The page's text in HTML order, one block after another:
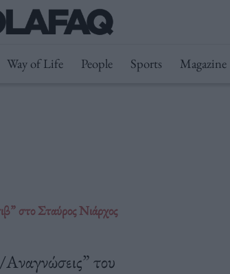
Way of Life People Sports Magazine
στο Σταύρος Νιάρχος
του